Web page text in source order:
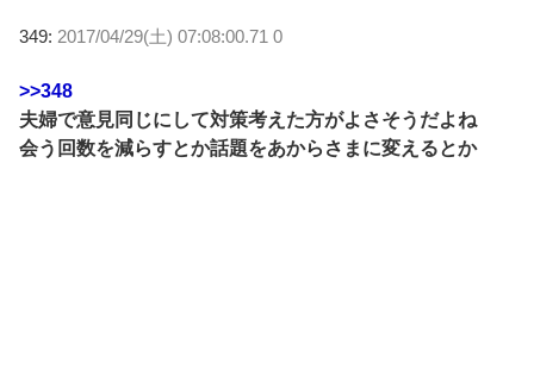
349: 2017/04/29(土) 07:08:00.71 0
>>348
夫婦で意見同じにして対策考えた方がよさそうだよね
会う回数を減らすとか話題をあからさまに変えるとか